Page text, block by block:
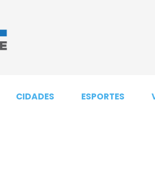
CIDADES ESPORTES